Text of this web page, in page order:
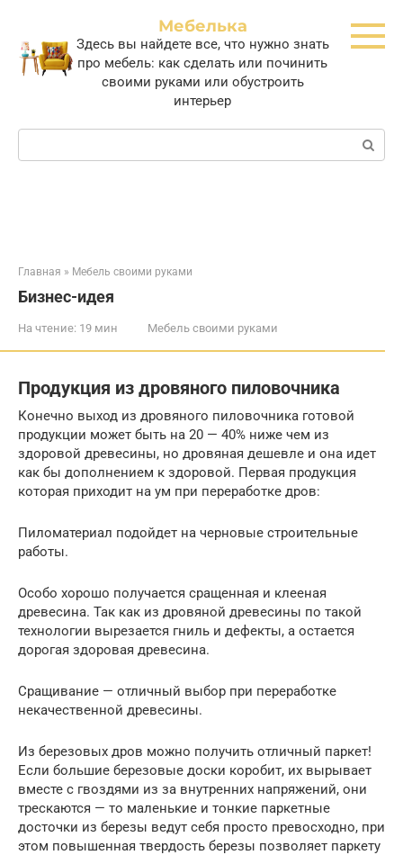
контенту
Мебелька
Здесь вы найдете все, что нужно знать
про мебель: как сделать или починить
своими руками или обустроить
интерьер
Поиск:
Главная » Мебель своими руками
Бизнес-идея
На чтение: 19 мин Мебель своими руками
Продукция из дровяного пиловочника
Конечно выход из дровяного пиловочника готовой
продукции может быть на 20 — 40% ниже чем из
здоровой древесины, но дровяная дешевле и она идет
как бы дополнением к здоровой. Первая продукция
которая приходит на ум при переработке дров:
Пиломатериал подойдет на черновые строительные
работы.
Особо хорошо получается сращенная и клееная
древесина. Так как из дровяной древесины по такой
технологии вырезается гниль и дефекты, а остается
дорогая здоровая древесина.
Сращивание — отличный выбор при переработке
некачественной древесины.
Из березовых дров можно получить отличный паркет!
Если большие березовые доски коробит, их вырывает
вместе с гвоздями из за внутренних напряжений, они
трескаются — то маленькие и тонкие паркетные
досточки из березы ведут себя просто превосходно, при
этом повышенная твердость березы позволяет паркету